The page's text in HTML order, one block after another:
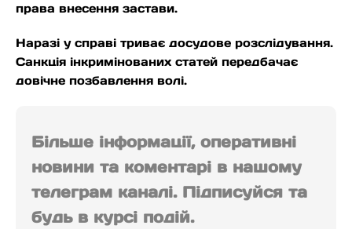
права внесення застави.
Наразі у справі триває досудове розслідування.
Санкція інкримінованих статей передбачає
довічне позбавлення волі.
Більше інформації, оперативні
новини та коментарі в нашому
телеграм каналі. Підписуйся та
будь в курсі подій.